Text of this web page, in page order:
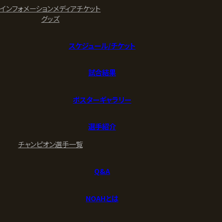
インフォメーションメディアチケット
グッズ
スケジュール/チケット
試合結果
ポスターギャラリー
選手紹介
チャンピオン選手一覧
Q&A
NOAHとは